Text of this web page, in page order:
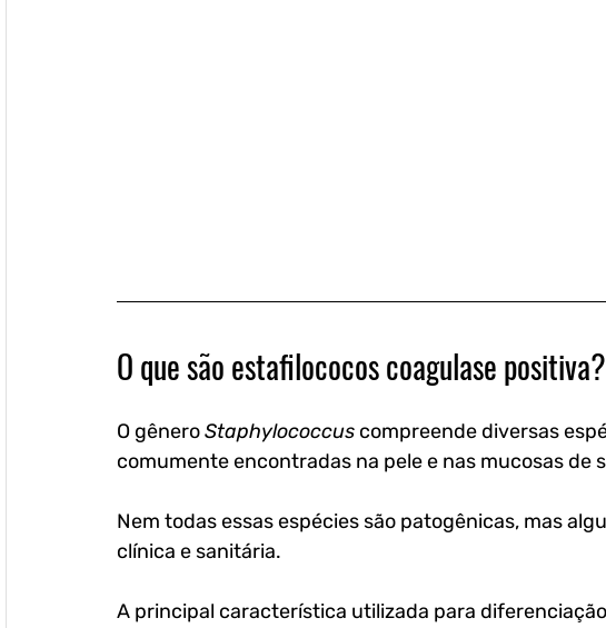
O que são estafilococos coagulase positiva?
O gênero Staphylococcus compreende diversas
comumente encontradas na pele e nas mucosas de
Nem todas essas espécies são patogênicas, mas
clínica e sanitária.
A principal característica utilizada para